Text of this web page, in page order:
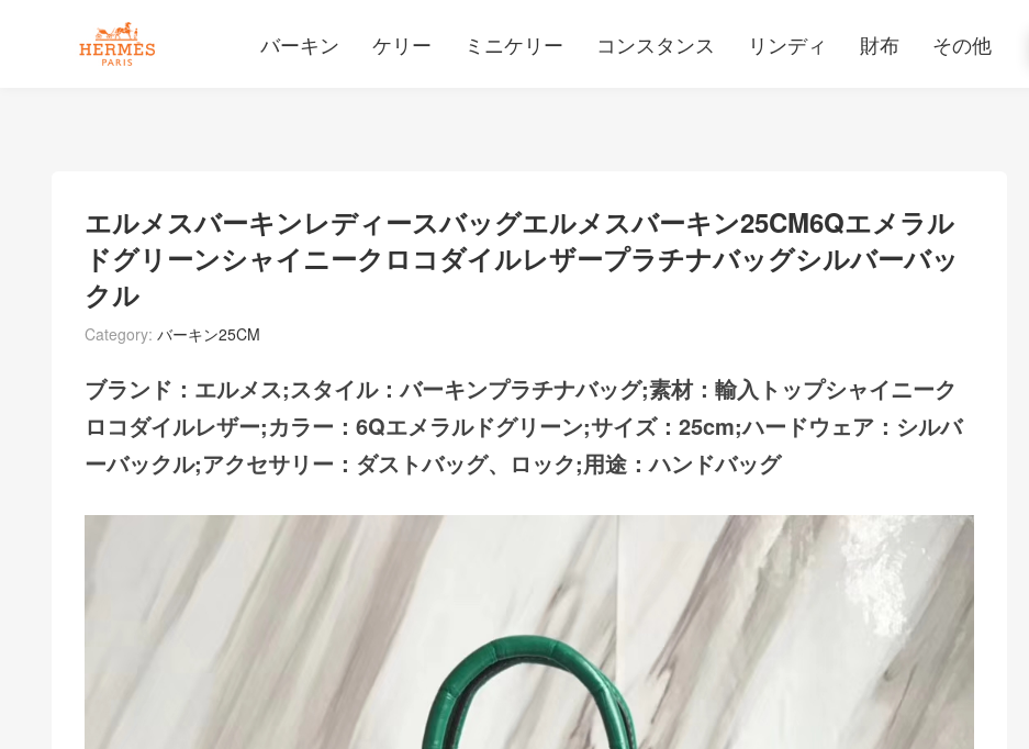
バーキン ケリー ミニケリー コンスタンス リンディ 財布 その他
エルメスバーキンレディースバッグエルメスバーキン25CM6Qエメラル
ドグリーンシャイニークロコダイルレザープラチナバッグシルバーバッ
クル
Category: バーキン25CM
ブランド：エルメス;スタイル：バーキンプラチナバッグ;素材：輸入トップシャイニーク
ロコダイルレザー;カラー：6Qエメラルドグリーン;サイズ：25cm;ハードウェア：シルバ
ーバックル;アクセサリー：ダストバッグ、ロック;用途：ハンドバッグ